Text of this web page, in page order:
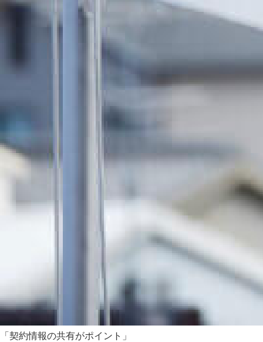
「契約情報の共有がポイント」